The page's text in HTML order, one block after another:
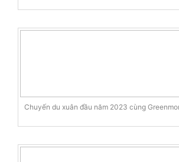
Chuyến du xuân đầu năm 2023 cùng